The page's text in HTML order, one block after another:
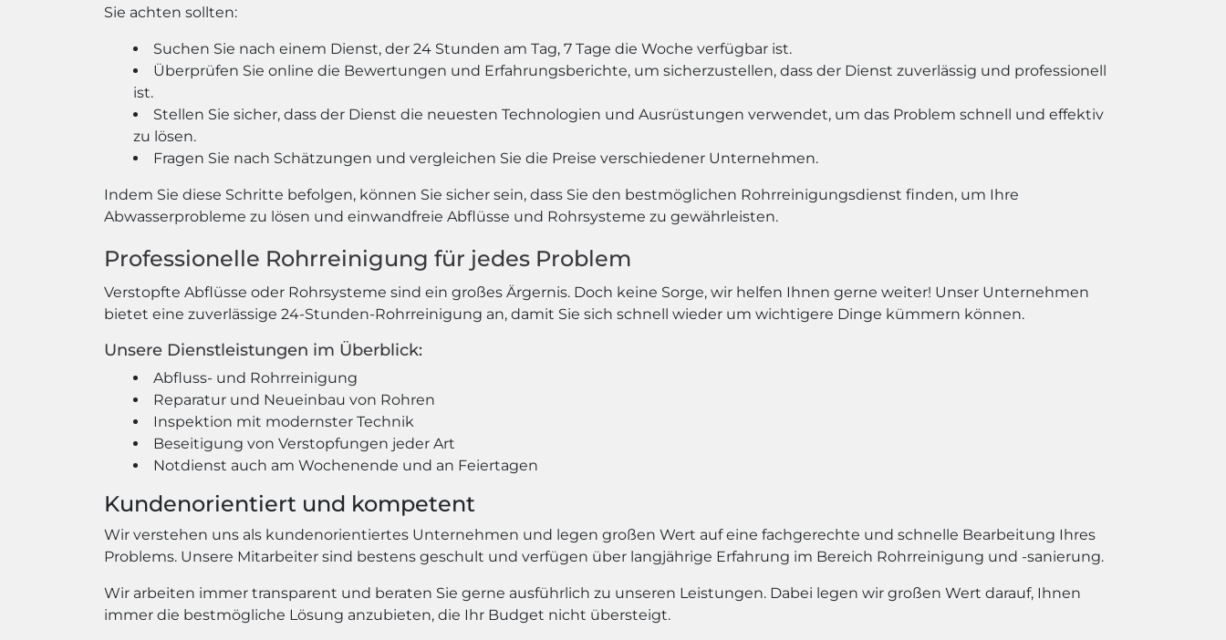
Sie achten sollten:
Suchen Sie nach einem Dienst, der 24 Stunden am Tag, 7 Tage die Woche verfügbar ist.
Überprüfen Sie online die Bewertungen und Erfahrungsberichte, um sicherzustellen, dass der Dienst zuverlässig und professionell
ist.
Stellen Sie sicher, dass der Dienst die neuesten Technologien und Ausrüstungen verwendet, um das Problem schnell und effektiv
zu lösen.
Fragen Sie nach Schätzungen und vergleichen Sie die Preise verschiedener Unternehmen.
Indem Sie diese Schritte befolgen, können Sie sicher sein, dass Sie den bestmöglichen Rohrreinigungsdienst finden, um Ihre
Abwasserprobleme zu lösen und einwandfreie Abflüsse und Rohrsysteme zu gewährleisten.
Professionelle Rohrreinigung für jedes Problem
Verstopfte Abflüsse oder Rohrsysteme sind ein großes Ärgernis. Doch keine Sorge, wir helfen Ihnen gerne weiter! Unser Unternehmen
bietet eine zuverlässige 24-Stunden-Rohrreinigung an, damit Sie sich schnell wieder um wichtigere Dinge kümmern können.
Unsere Dienstleistungen im Überblick:
Abfluss- und Rohrreinigung
Reparatur und Neueinbau von Rohren
Inspektion mit modernster Technik
Beseitigung von Verstopfungen jeder Art
Notdienst auch am Wochenende und an Feiertagen
Kundenorientiert und kompetent
Wir verstehen uns als kundenorientiertes Unternehmen und legen großen Wert auf eine fachgerechte und schnelle Bearbeitung Ihres
Problems. Unsere Mitarbeiter sind bestens geschult und verfügen über langjährige Erfahrung im Bereich Rohrreinigung und -sanierung.
Wir arbeiten immer transparent und beraten Sie gerne ausführlich zu unseren Leistungen. Dabei legen wir großen Wert darauf, Ihnen
immer die bestmögliche Lösung anzubieten, die Ihr Budget nicht übersteigt.